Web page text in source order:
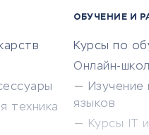
техника
ОБУЧЕНИЕ И
Курсы по
Онлайн-
Изучение
языков
Курсы IT